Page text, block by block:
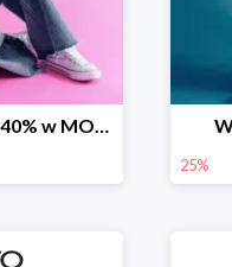
Stylowe Zakupy do -40% w MODIVO
25%